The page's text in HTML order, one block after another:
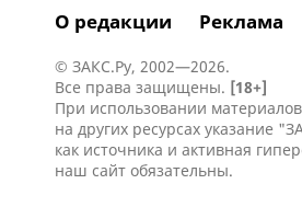
О редакции Реклама
© ЗАКС.Ру, 2002—2026.
Все права защищены. [18+]
При использовании
на других ресурсах указание
как источника и активная
наш сайт обязательны.